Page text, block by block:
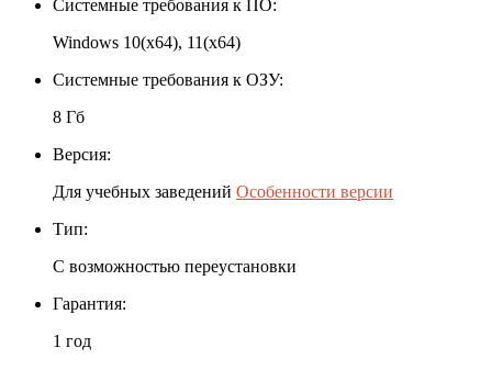
Системные требования к ПО:
Windows 10(x64), 11(x64)
Системные требования к ОЗУ:
8 Гб
Версия:
Для учебных заведений Особенности версии
Тип:
С возможностью переустановки
Гарантия:
1 год